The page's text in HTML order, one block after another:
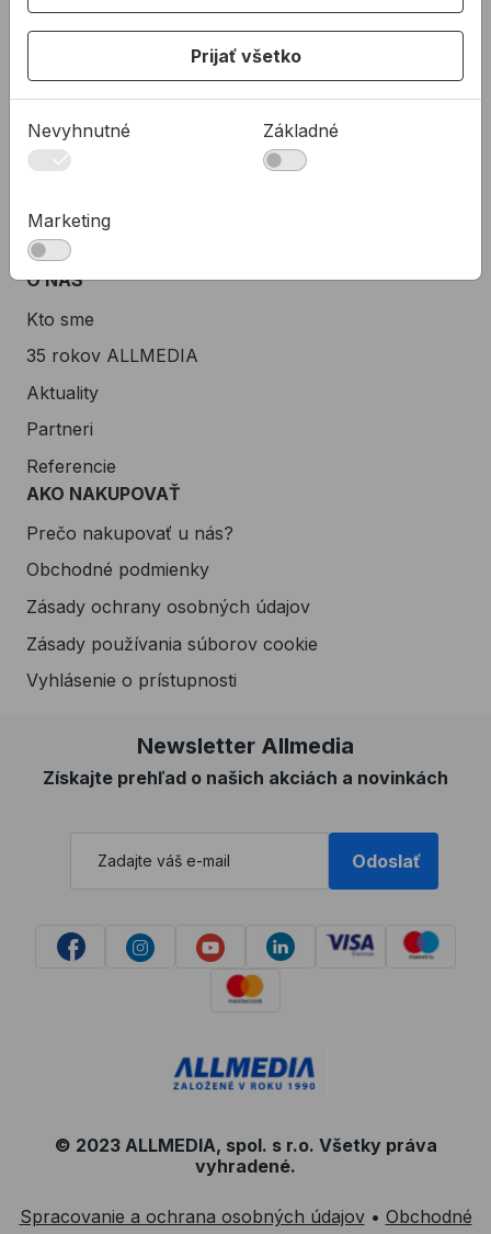
Rady a tipy
Spoločnosť
Predajné miesta
Technická podpora
Zákaznícka podpora
Servis náradia
O NÁS
Kto sme
35 rokov ALLMEDIA
Aktuality
Partneri
Referencie
AKO NAKUPOVAŤ
Prečo nakupovať u nás?
Obchodné podmienky
Zásady ochrany osobných údajov
Zásady používania súborov cookie
Vyhlásenie o prístupnosti
Newsletter Allmedia
Získajte prehľad o našich akciách a novinkách
Odoslať
© 2023 ALLMEDIA, spol. s r.o. Všetky práva
vyhradené.
Spracovanie a ochrana osobných údajov• Obchodné
Prijať všetko
Nevyhnutné Základné
Marketing